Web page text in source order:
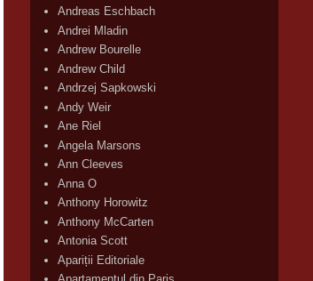
Andreas Eschbach
Andrei Mladin
Andrew Bourelle
Andrew Child
Andrzej Sapkowski
Andy Weir
Ane Riel
Angela Marsons
Ann Cleeves
Anna O
Anthony Horowitz
Anthony McCarten
Antonia Scott
Apariții Editoriale